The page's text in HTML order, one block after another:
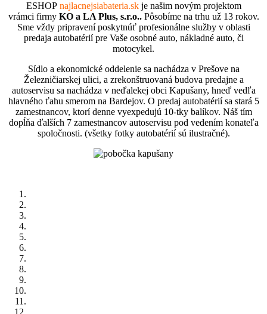
ESHOP najlacnejsiabateria.skje našim novým projektom
vrámci firmy KO a LA Plus, s.r.o.. Pôsobíme na trhu už 13 rokov.
Sme vždy pripravení poskytnúť profesionálne služby v oblasti
predaja autobatérií pre Vaše osobné auto, nákladné auto, či
motocykel.
Sídlo a ekonomické oddelenie sa nachádza v Prešove na
Železničiarskej ulici, a zrekonštruovaná budova predajne a
autoservisu sa nachádza v neďalekej obci Kapušany, hneď vedľa
hlavného ťahu smerom na Bardejov. O predaj autobatérií sa stará 5
zamestnancov, ktorí denne vyexpedujú 10-tky balíkov. Náš tím
dopĺňa ďalších 7 zamestnancov autoservisu pod vedením konateľa
spoločnosti. (všetky fotky autobatérií sú ilustračné).